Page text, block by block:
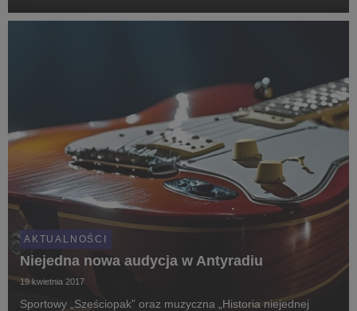
AKTUALNOŚCI
Niejedna nowa audycja w Antyradiu
19 kwietnia 2017
Sportowy „Sześciopak” oraz muzyczna „Historia niejednej